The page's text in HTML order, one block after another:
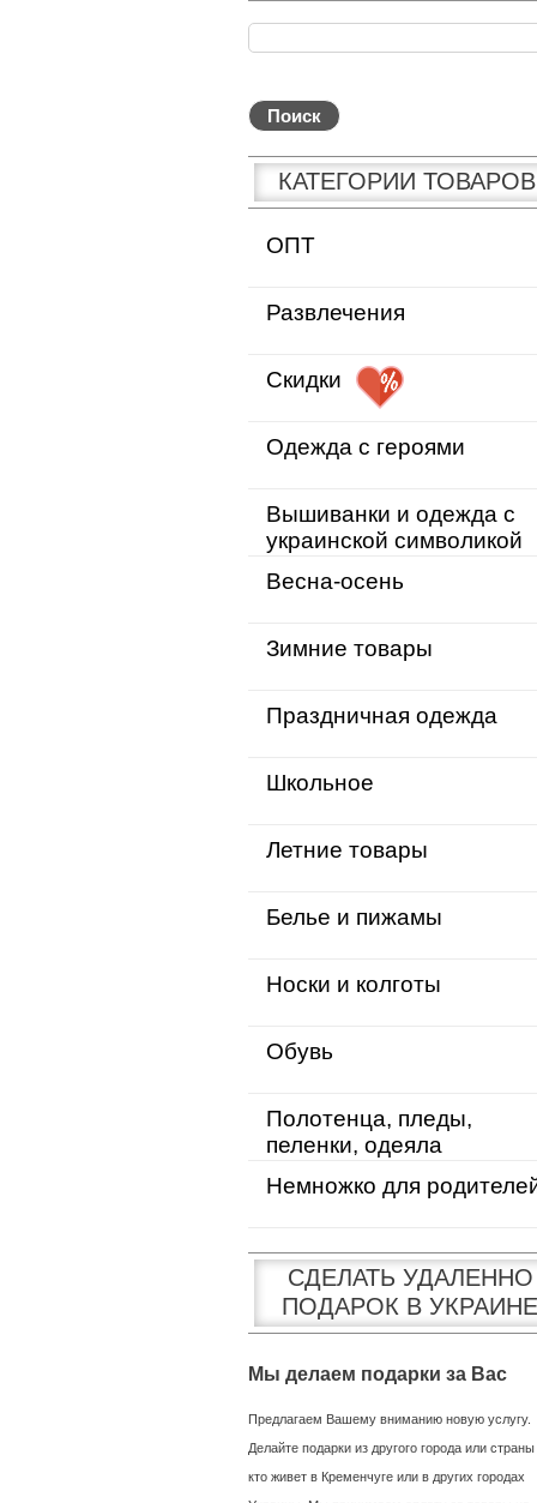
КАТЕГОРИИ
ОПТ
Развлечения
Скидки
Одежда с героями
Вышиванки и одежда с
украинской символикой
Весна-осень
Зимние товары
Праздничная одежда
Школьное
Летние товары
Белье и пижамы
Носки и колготы
Обувь
Полотенца, пледы,
пеленки, одеяла
Немножко для
СДЕЛАТЬ УДАЛЕННО
ПОДАРОК В УКРАИНЕ
Мы делаем подарки за Вас
Предлагаем Вашему вниманию новую услугу.
Делайте подарки из другого города или страны
кто живет в Кременчуге или в других городах